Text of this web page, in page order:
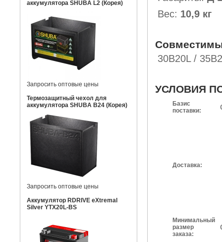
аккумулятора SHUBA L2 (Корея)
Запросить оптовые цены
Термозащитный чехол для
аккумулятора SHUBA B24 (Корея)
Запросить оптовые цены
Аккумулятор RDRIVE eXtremal
Silver YTX20L-BS
Вес: 10,9 кг
30B20L /
УСЛОВИЯ
Базис
поставки:
Доставка:
Минимальный
размер
заказа: